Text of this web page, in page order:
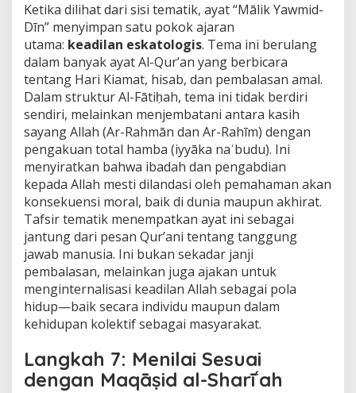
Ketika dilihat dari sisi tematik, ayat “Mālik Yawmid-
Dīn” menyimpan satu pokok ajaran
utama: keadilan eskatologis. Tema ini berulang
dalam banyak ayat Al-Qur’an yang berbicara
tentang Hari Kiamat, hisab, dan pembalasan amal.
Dalam struktur Al-Fātiḥah, tema ini tidak berdiri
sendiri, melainkan menjembatani antara kasih
sayang Allah (Ar-Rahmān dan Ar-Rahīm) dengan
pengakuan total hamba (iyyāka naʿbudu). Ini
menyiratkan bahwa ibadah dan pengabdian
kepada Allah mesti dilandasi oleh pemahaman akan
konsekuensi moral, baik di dunia maupun akhirat.
Tafsir tematik menempatkan ayat ini sebagai
jantung dari pesan Qur’ani tentang tanggung
jawab manusia. Ini bukan sekadar janji
pembalasan, melainkan juga ajakan untuk
menginternalisasi keadilan Allah sebagai pola
hidup—baik secara individu maupun dalam
kehidupan kolektif sebagai masyarakat.
Langkah 7: Menilai Sesuai
dengan Maqāṣid al-Sharīʿah